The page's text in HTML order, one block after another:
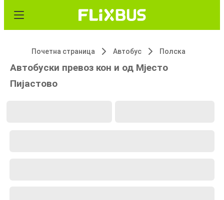
Почетна страница Автобус Полска
Автобуски превоз кон и од Мјесто
Пијастово